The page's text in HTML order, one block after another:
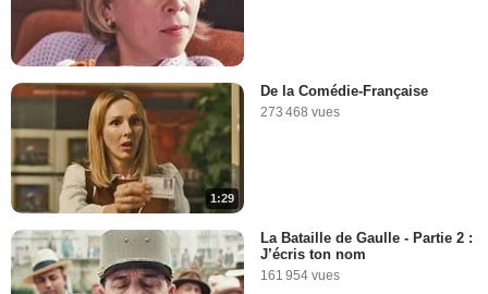
1:29
De la Comédie-Française
273 468 vues
La Bataille de Gaulle - Partie 2 :
J’écris ton nom
161 954 vues